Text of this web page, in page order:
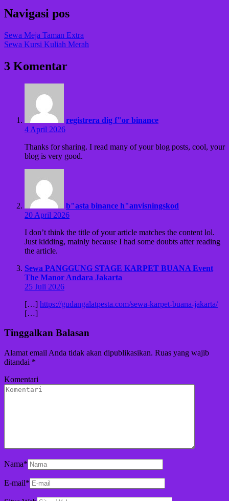
Navigasi pos
Sewa Meja Taman Extra
Sewa Kursi Kuliah Merah
3 Komentar
registrera dig f"or binance
4 April 2026
Thanks for sharing. I read many of your blog posts, cool, your
blog is very good.
b"asta binance h"anvisningskod
20 April 2026
I don’t think the title of your article matches the content lol.
Just kidding, mainly because I had some doubts after reading
the article.
Sewa PANGGUNG STAGE KARPET BUANA Event
The Manor Andara Jakarta
25 Juli 2026
[…] https://gudangalatpesta.com/sewa-karpet-buana-jakarta/
[…]
Tinggalkan Balasan
Alamat email Anda tidak akan dipublikasikan. Ruas yang wajib
ditandai *
Komentari
Nama*
E-mail*